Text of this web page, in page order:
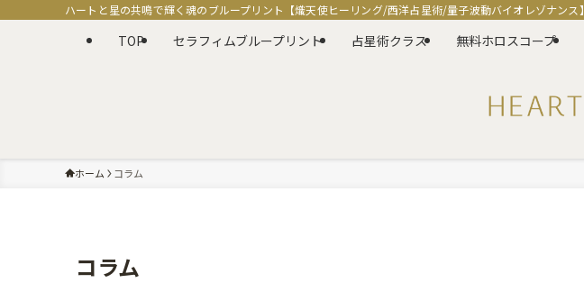
ハートと星の共鳴で輝く魂のブループリント【熾天使ヒーリング/西洋占星術/量子波動バイオレゾナンス】
TOP セラフィムブループリント 占星術クラス 無料ホロスコープ
ホーム コラム
コラム